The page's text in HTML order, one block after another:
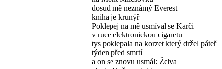
dosud mě neznámý Everest
kniha je krunýř
Poklepej na mě usmíval se Karči
v ruce elektronickou cigaretu
tys poklepala na korzet který držel páteř
týden před smrtí
a on se znovu usmál: Želva